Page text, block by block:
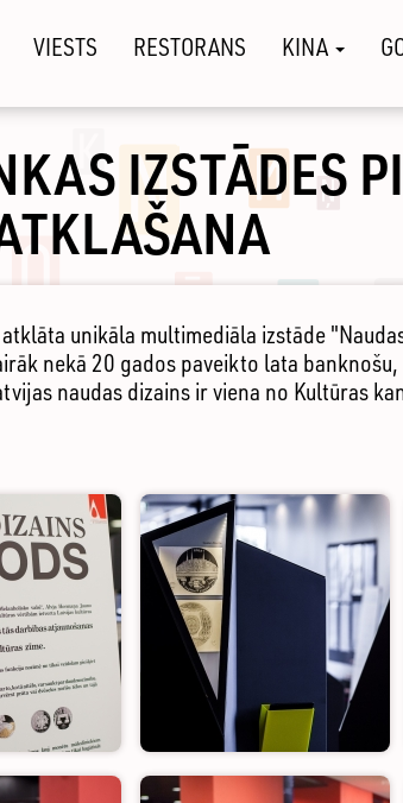
VIESTS RESTORANS KINA
IZSTĀDES
unikāla multimediāla izstāde
nekā 20 gados paveikto lata
naudas dizains ir viena no Kultūras